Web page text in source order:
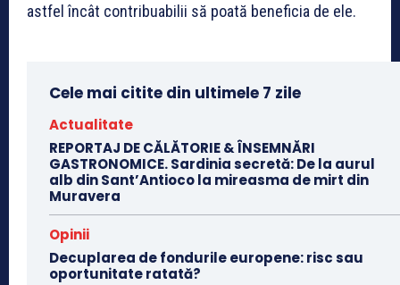
astfel încât contribuabilii să poată beneficia de ele.
Cele mai citite din ultimele 7 zile
Actualitate
REPORTAJ DE CĂLĂTORIE & ÎNSEMNĂRI
GASTRONOMICE. Sardinia secretă: De la aurul
alb din Sant’Antioco la mireasma de mirt din
Muravera
Opinii
Decuplarea de fondurile europene: risc sau
oportunitate ratată?